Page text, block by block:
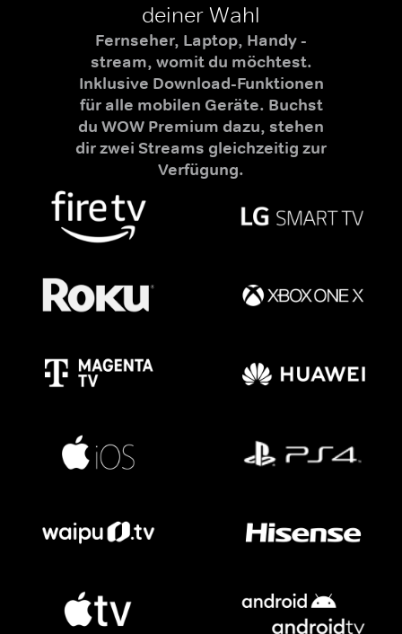
deiner Wahl
Fernseher, Laptop, Handy -
stream, womit du möchtest.
Inklusive Download-Funktionen
für alle mobilen Geräte. Buchst
du WOW Premium dazu, stehen
dir zwei Streams gleichzeitig zur
Verfügung.